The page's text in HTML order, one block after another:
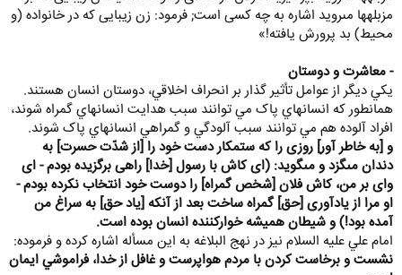
مزبله‏ها مى‏رويد اشاره به چه كسى است; فرمود: زن زيبايى كه در خانواده (و
محيط) بد پرورش يافته!»
- معاشرت و دوستان
يکي ديگر از عوامل تأثير گذار بر انحراف اخلاقي، دوستان انسان هستند.
همانطور که انسانهاي پاک مي توانند سبب هدايت انسانهاي گمراه شوند،
افراد آلوده هم مي توانند سبب آلودگي و گمراهي انسانهاي پاک شوند.
و [به خاطر آور] روزى را كه ستمكار دست خود را [از شدّت حسرت] به
دندان مى‏گزد و مى‏گويد: (اى كاش با رسول [خدا] راهى برگزيده بودم - اى
واى بر من، كاش فلان [شخص گمراه] را دوست خود انتخاب نكرده بودم -
او مرا از يادآورى [حق] گمراه ساخت بعد از آنكه [ياد حق] به سراغ من
آمده بود!) و شيطان هميشه خواركننده انسان بوده است.
امام علي عليه السلام نيز در نهج البلاغه به اين مسأله اشاره کرده و فرموده:
نشست و برخاست کردن با مردم هواپرست و غافل از خدا، فراموشي ايمان